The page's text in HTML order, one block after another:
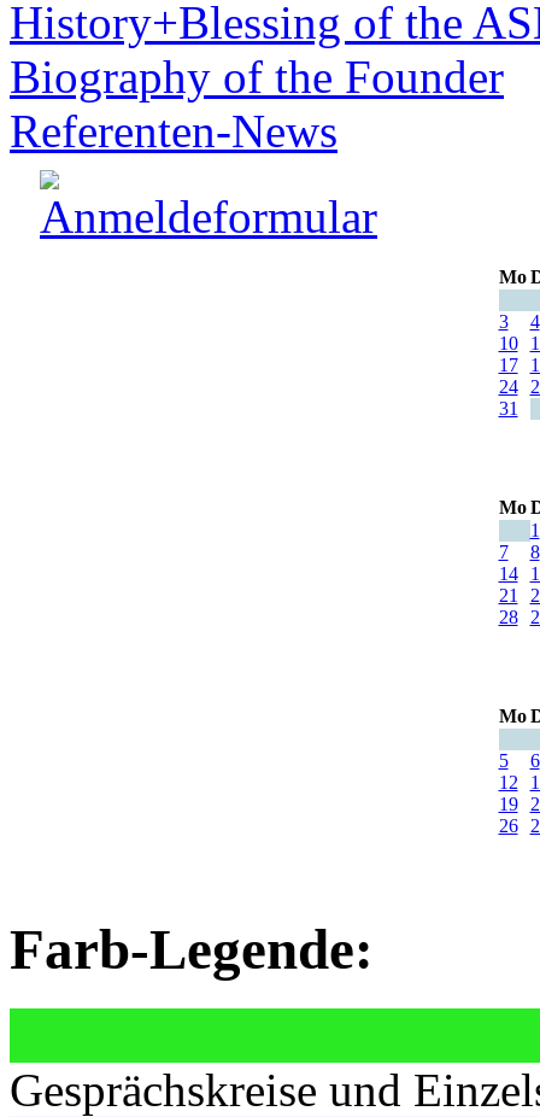
History+Blessing of the
Biography of the Founder
Referenten-News
Mo
3
4
10
17
24
31
Mo
1
7
8
14
21
28
Mo
5
6
12
19
26
Farb-Legende:
Gesprächskreise und